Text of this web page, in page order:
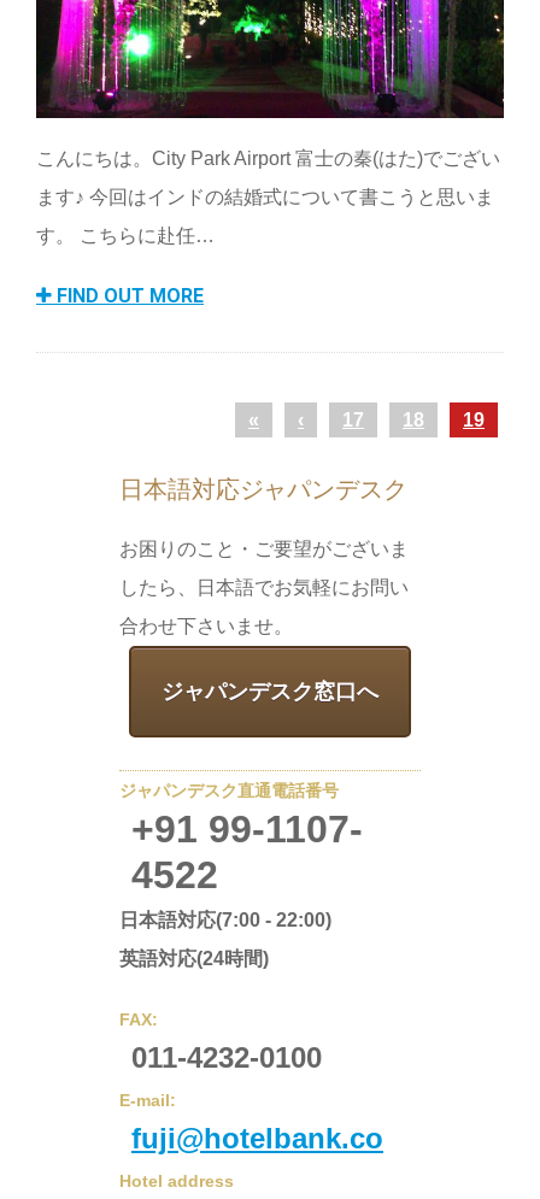
こんにちは。City Park Airport 富士の秦(はた)でござい
ます♪ 今回はインドの結婚式について書こうと思いま
す。 こちらに赴任…
FIND OUT MORE
« ‹ 17 18 19
日本語対応ジャパンデスク
お困りのこと・ご要望がございま
したら、日本語でお気軽にお問い
合わせ下さいませ。
ジャパンデスク窓口へ
ジャパンデスク直通電話番号
+91 99-1107-
4522
日本語対応(7:00 - 22:00)
英語対応(24時間)
FAX:
011-4232-0100
E-mail:
fuji@hotelbank.co
Hotel address